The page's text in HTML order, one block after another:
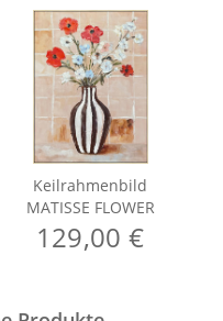
Keilrahmenbild
MATISSE FLOWER
129,00 €